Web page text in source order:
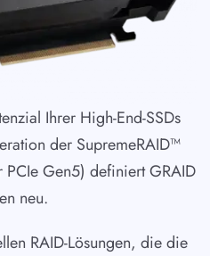
Ihrer High-End-SSDs
der SupremeRAID™
Gen5) definiert GRAID
neu.
RAID-Lösungen, die die